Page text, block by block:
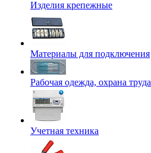
Изделия крепежные
Материалы для подключения
Рабочая одежда, охрана труда
Учетная техника